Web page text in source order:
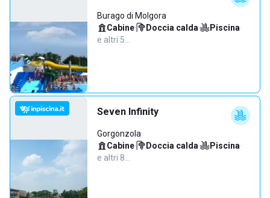
Burago di Molgora
Cabine· Doccia calda· Piscina·
e altri 5…
Seven Infinity
Gorgonzola
Cabine· Doccia calda· Piscina·
e altri 8…